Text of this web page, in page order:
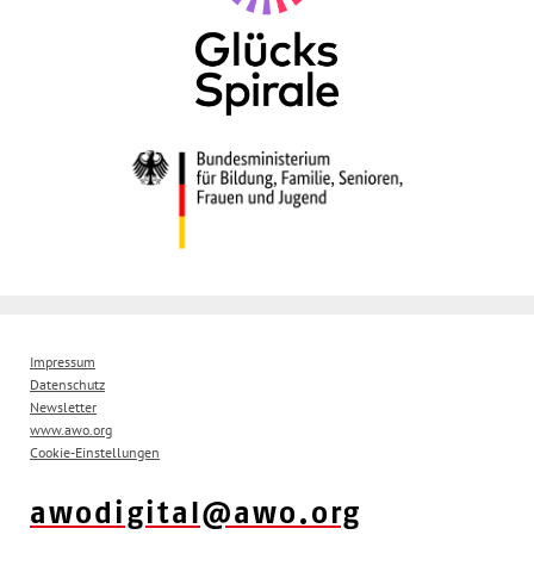
Impressum
Datenschutz
Newsletter
www.awo.org
Cookie-Einstellungen
awodigital@awo.org